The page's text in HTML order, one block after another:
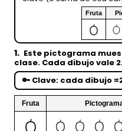
Fruta
1. Este pictograma
clase. Cada dibujo vale
🔑 Clave: cada dibujo =
Fruta